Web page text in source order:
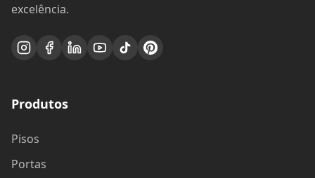
excelência.
Produtos
Pisos
Portas